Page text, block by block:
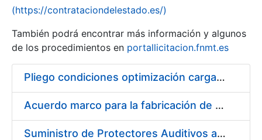
Erakutsi/Ezkutatu
(https://contrataciondelestado.es/)
También podrá encontrar más información y algunos
de los procedimientos en portallicitacion.fnmt.es
Pliego condiciones optimización cargas compras firmado
Acuerdo marco para la fabricación de piezas
Suministro de Protectores Auditivos a medida para las personas trabajadoras de los Centros de Trabajo de Madrid y Burgos